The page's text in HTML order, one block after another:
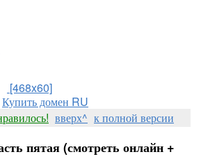
[468x60]
Купить домен RU
вверх^ к полной версии
пятая (смотреть онлайн +